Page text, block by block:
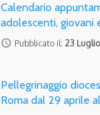
Calendario
adolescenti, giovani
access_time Pubblicato il: 23
Pellegrinaggio
Roma dal 29 aprile